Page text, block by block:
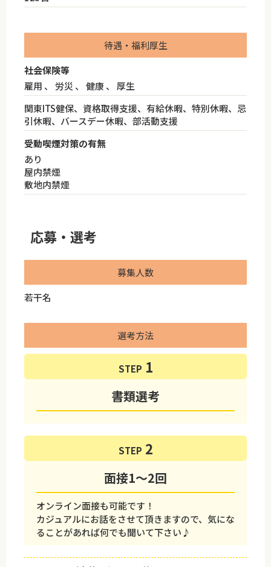
待遇・福利厚生
社会保険等
雇用 、 労災 、 健康 、 厚生
関東ITS健保、資格取得支援、有給休暇、特別休暇、忌
引休暇、バースデー休暇、部活動支援
受動喫煙対策の有無
あり
屋内禁煙
敷地内禁煙
応募・選考
募集人数
若干名
選考方法
STEP
書類選考
STEP
面接1～2回
オンライン面接も可能です！
カジュアルにお話をさせて頂きますので、気にな
ることがあれば何でも聞いて下さい♪